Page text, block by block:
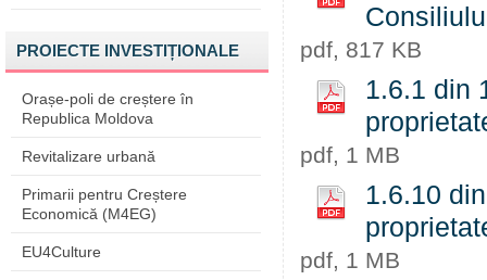
PROIECTE INVESTIȚIONALE
Orașe-poli de creștere în
Republica Moldova
Revitalizare urbană
Primarii pentru Creștere
Economică (M4EG)
EU4Culture
pdf, 817 KB
1.6.1 din
pdf, 1 MB
1.6.10
pdf, 1 MB